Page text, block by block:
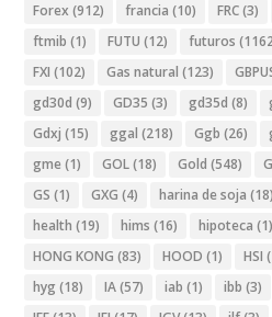
Forex (912) francia (10) FRC(3)
ftmib (1) FUTU (12) futuros
FXI (102) Gas natural (123)
gd30d (9) GD35 (3) gd35d (8)
Gdxj (15) ggal (218) Ggb (26)
gme (1) GOL(18) Gold (548)
GS (1) GXG (4) harina de soja (18)
health (19) hims (16) hipoteca (1)
HONG KONG (83) HOOD (1) HSI
hyg (18) IA(57) iab (1) ibb (3)